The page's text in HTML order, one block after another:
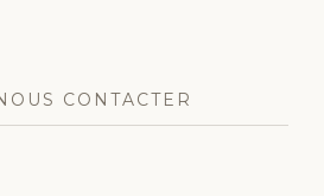
CONTACTER